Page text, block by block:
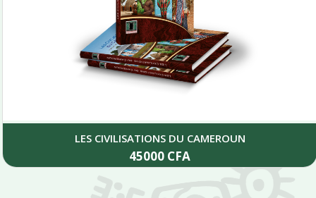
LES CIVILISATIONS DU CAMEROUN
45000 CFA